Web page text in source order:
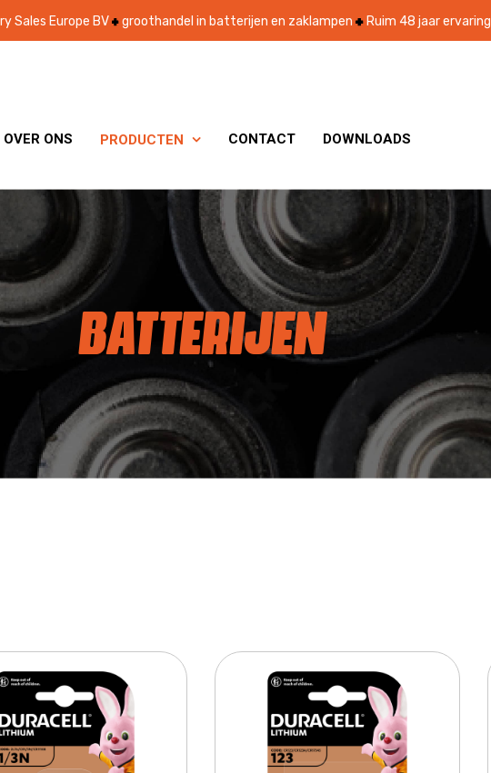
Sales Europe BV groothandel in batterijen en zaklampen Ruim 48 jaar ervaring
OVER ONS PRODUCTEN  CONTACT DOWNLOADS
BATTERIJEN